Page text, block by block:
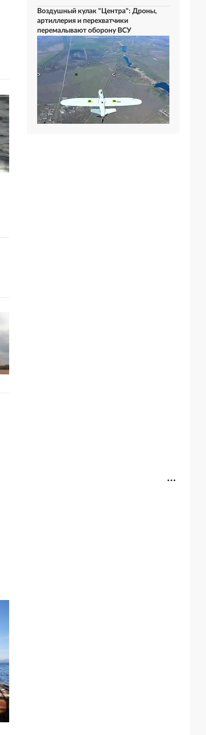
Воздушный кулак "Центра": Дроны,
артиллерия и перехватчики
перемалывают оборону ВСУ